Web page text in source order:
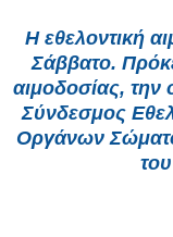
Η εθελοντική
Σάββατο.
αιμοδοσίας, την
Σύνδεσμος
Οργάνων